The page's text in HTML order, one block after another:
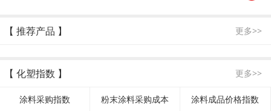
【 推荐产品 】 更多>>
【 化塑指数 】 更多>>
涂料采购指数 粉末涂料采购成本 涂料成品价格指数